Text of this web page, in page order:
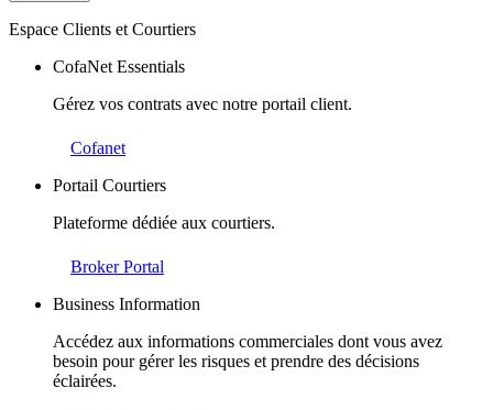
Espace Clients et Courtiers
CofaNet Essentials
Gérez vos contrats avec notre portail client.
Cofanet
Portail Courtiers
Plateforme dédiée aux courtiers.
Broker Portal
Business Information
Accédez aux informations commerciales dont vous avez
besoin pour gérer les risques et prendre des décisions
éclairées.